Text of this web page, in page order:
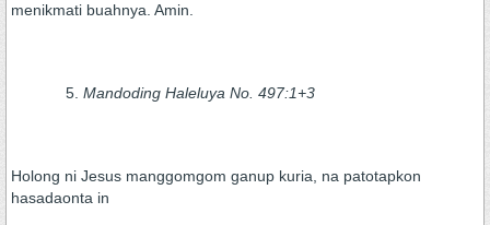
menikmati buahnya. Amin.
Mandoding Haleluya No. 497:1+3
Holong ni Jesus manggomgom ganup kuria, na patotapkon
hasadaonta in